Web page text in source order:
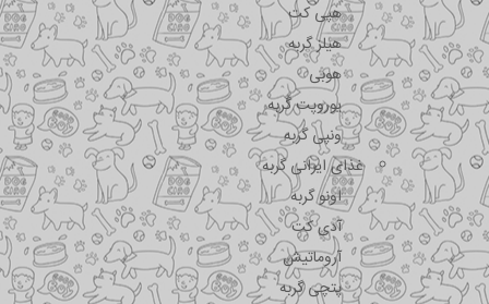
هپی کت
هیلز گربه
هوبی
یوروپت گربه
ونپی گربه
غذای ایرانی گربه
اونو گربه
آدی کت
آروماتیش
پتچی گربه